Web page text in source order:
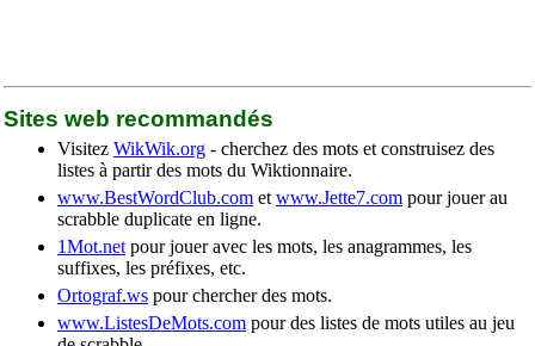
Sites web recommandés
Visitez WikWik.org - cherchez des mots et construisez des
listes à partir des mots du Wiktionnaire.
www.BestWordClub.com et www.Jette7.com pour jouer au
scrabble duplicate en ligne.
1Mot.net pour jouer avec les mots, les anagrammes, les
suffixes, les préfixes, etc.
Ortograf.ws pour chercher des mots.
www.ListesDeMots.com pour des listes de mots utiles au jeu